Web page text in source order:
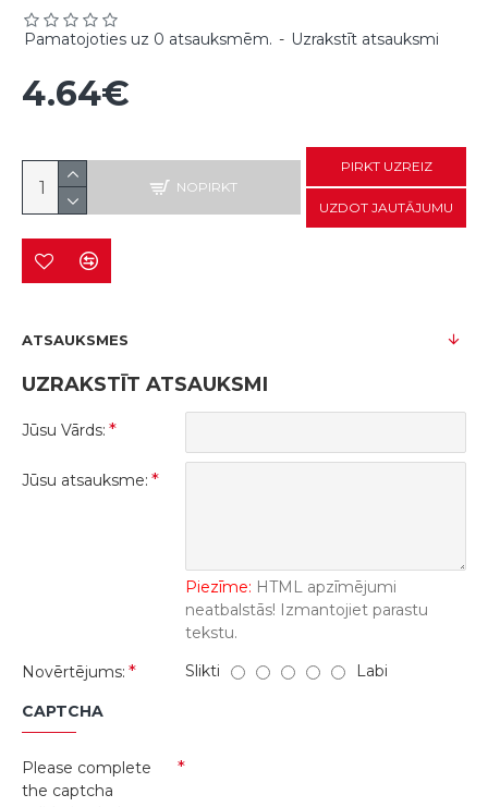
Pamatojoties uz 0 atsauksmēm. - Uzrakstīt atsauksmi
4.64€
NOPIRKT
PIRKT UZREIZ
UZDOT JAUTĀJUMU
ATSAUKSMES
UZRAKSTĪT ATSAUKSMI
Jūsu Vārds:
Jūsu atsauksme:
Piezīme: HTML apzīmējumi
neatbalstās! Izmantojiet parastu
tekstu.
Novērtējums:
Slikti Labi
CAPTCHA
Please complete
the captcha